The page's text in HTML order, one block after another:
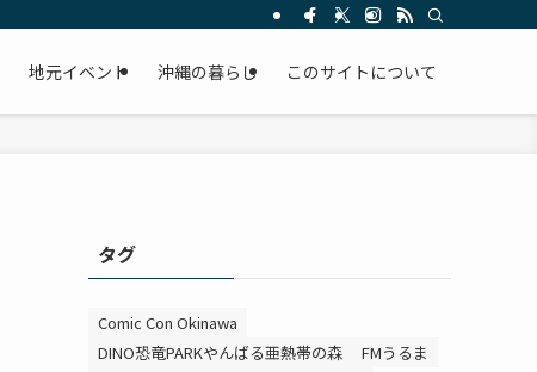
地元イベント 沖縄の暮らし このサイトについて
タグ
Comic Con Okinawa
DINO恐竜PARKやんばる亜熱帯の森
FMうるま